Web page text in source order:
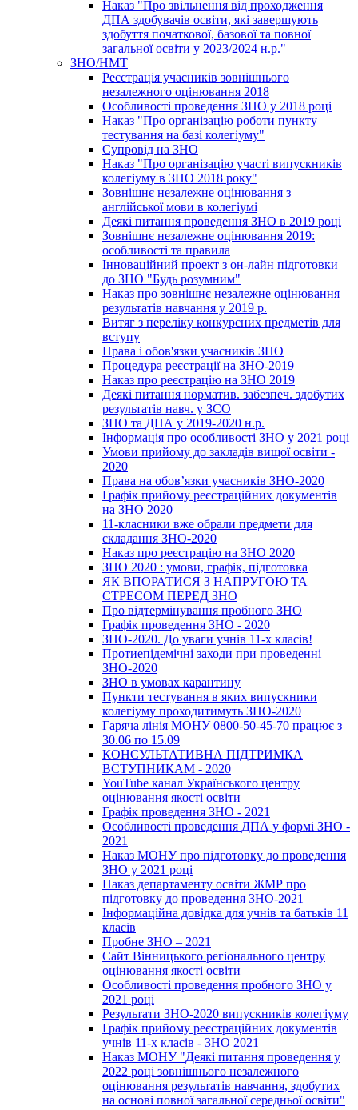
Наказ "Про звільнення від проходження
ДПА здобувачів освіти, які завершують
здобуття початкової, базової та повної
загальної освіти у 2023/2024 н.р."
ЗНО/НМТ
Реєстрація учасників зовнішнього
незалежного оцінювання 2018
Особливості проведення ЗНО у 2018 році
Наказ "Про організацію роботи пункту
тестування на базі колегіуму"
Супровід на ЗНО
Наказ "Про організацію участі випускників
колегіуму в ЗНО 2018 року"
Зовнішнє незалежне оцінювання з
англійської мови в колегіумі
Деякі питання проведення ЗНО в 2019 році
Зовнішнє незалежне оцінювання 2019:
особливості та правила
Інноваційний проект з он-лайн підготовки
до ЗНО "Будь розумним"
Наказ про зовнішнє незалежне оцінювання
результатів навчання у 2019 р.
Витяг з переліку конкурсних предметів для
вступу
Права і обов'язки учасників ЗНО
Процедура реєстрації на ЗНО-2019
Наказ про реєстрацію на ЗНО 2019
Деякі питання норматив. забезпеч. здобутих
результатів навч. у ЗСО
ЗНО та ДПА у 2019-2020 н.р.
Інформація про особливості ЗНО у 2021 році
Умови прийому до закладів вищої освіти -
2020
Права на обов’язки учасників ЗНО-2020
Графік прийому реєстраційних документів
на ЗНО 2020
11-класники вже обрали предмети для
складання ЗНО-2020
Наказ про реєстрацію на ЗНО 2020
ЗНО 2020 : умови, графік, підготовка
ЯК ВПОРАТИСЯ З НАПРУГОЮ ТА
СТРЕСОМ ПЕРЕД ЗНО
Про відтермінування пробного ЗНО
Графік проведення ЗНО - 2020
ЗНО-2020. До уваги учнів 11-х класів!
Протиепідемічні заходи при проведенні
ЗНО-2020
ЗНО в умовах карантину
Пункти тестування в яких випускники
колегіуму проходитимуть ЗНО-2020
Гаряча лінія МОНУ 0800-50-45-70 працює з
30.06 по 15.09
КОНСУЛЬТАТИВНА ПІДТРИМКА
ВСТУПНИКАМ - 2020
YouTube канал Українського центру
оцінювання якості освіти
Графік проведення ЗНО - 2021
Особливості проведення ДПА у формі ЗНО -
2021
Наказ МОНУ про підготовку до проведення
ЗНО у 2021 році
Наказ департаменту освіти ЖМР про
підготовку до проведення ЗНО-2021
Інформаційна довідка для учнів та батьків 11
класів
Пробне ЗНО – 2021
Сайт Вінницького регіонального центру
оцінювання якості освіти
Особливості проведення пробного ЗНО у
2021 році
Результати ЗНО-2020 випускників колегіуму
Графік прийому реєстраційних документів
учнів 11-х класів - ЗНО 2021
Наказ МОНУ "Деякі питання проведення у
2022 році зовнішнього незалежного
оцінювання результатів навчання, здобутих
на основі повної загальної середньої освіти"